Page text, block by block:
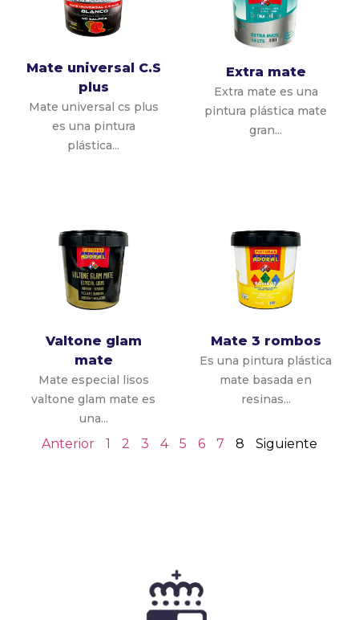
Mate universal C.S
plus
Mate universal cs plus
es una pintura
plástica...
Extra mate
Extra mate es una
pintura plástica mate
gran...
Valtone glam
mate
Mate especial lisos
valtone glam mate es
una...
Mate 3 rombos
Es una pintura plástica
mate basada en
resinas...
Anterior 1 2 3 4 5 6 7 8 Siguiente